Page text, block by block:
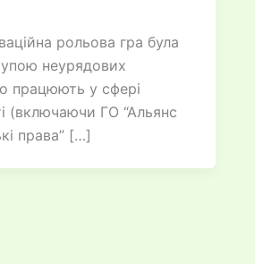
рольова гра була
неурядових
працюють у сфері
(включаючи ГО “Альянс
права” […]